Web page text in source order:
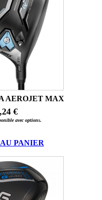
AEROJET MAX
€
avec options.
PANIER